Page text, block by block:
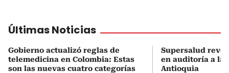
Últimas Noticias
Gobierno actualizó reglas de
telemedicina en Colombia: Estas
son las nuevas cuatro categorías
Supersalud
en auditoría a la
Antioquia